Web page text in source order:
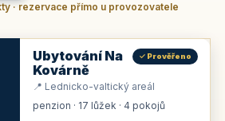
· rezervace přímo u provozovatele
Ubytování Na
Kovárně
✓ Prověřeno
📍 Lednicko-valtický areál
penzion · 17 lůžek · 4 pokojů